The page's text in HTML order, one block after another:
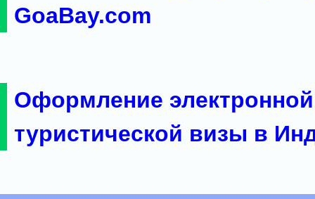
GoaBay.com
Оформление электронной
туристической визы в